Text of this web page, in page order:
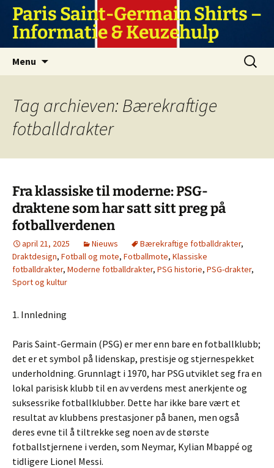
naar
inhoud
Paris Saint-Germain Shirts –
Informatie & Keuzehulp
Menu
Zoeken
naar:
Tag archieven: Bærekraftige
fotballdrakter
Fra klassiske til moderne: PSG-
draktene som har satt sitt preg på
fotballverdenen
april 21, 2025 Nieuws Bærekraftige fotballdrakter,
Draktdesign, Fotball og mote, Fotballmote, Klassiske
fotballdrakter, Moderne fotballdrakter, PSG historie, PSG-drakter,
Sport og kultur
1. Innledning
Paris Saint-Germain (PSG) er mer enn bare en fotballklubb;
det er et symbol på lidenskap, prestisje og stjernespekket
underholdning. Grunnlagt i 1970, har PSG utviklet seg fra en
lokal parisisk klubb til en av verdens mest anerkjente og
suksessrike fotballklubber. Dette har ikke bare vært et
resultat av klubbens prestasjoner på banen, men også
deres evne til å tiltrekke seg noen av de største
fotballstjernene i verden, som Neymar, Kylian Mbappé og
tidligere Lionel Messi.